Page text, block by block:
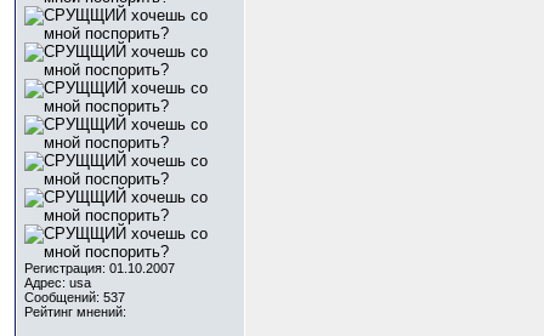
Регистрация: 01.10.2007
Адрес: usa
Сообщений: 537
Рейтинг мнений: